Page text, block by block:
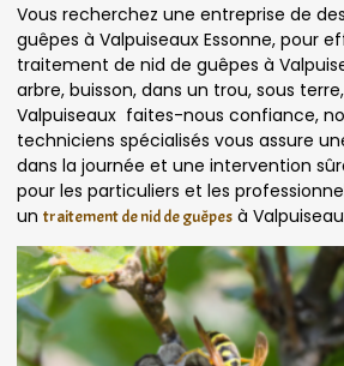
Vous recherchez une entreprise de
guêpes à Valpuiseaux Essonne, pour
traitement de nid de guêpes à
arbre, buisson, dans un trou, sous
Valpuiseaux faites-nous confiance,
techniciens spécialisés vous assure
dans la journée et une intervention
pour les particuliers et les
un traitement de nid de guêpes à